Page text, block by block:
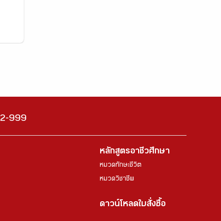
999
หลักสูตรอาชีวศึกษา
หมวดทักษะชีวิต
หมวดวิชาชีพ
ดาวน์โหลดใบสั่งซื้อ